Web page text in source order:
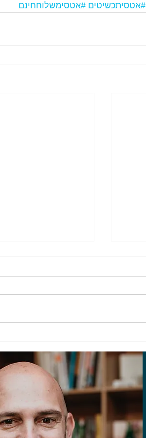
#אטסיתכשיטים #אטסימשלוחחינם